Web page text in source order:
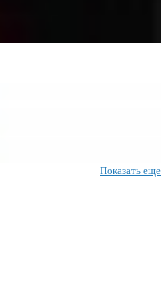
Показать еще